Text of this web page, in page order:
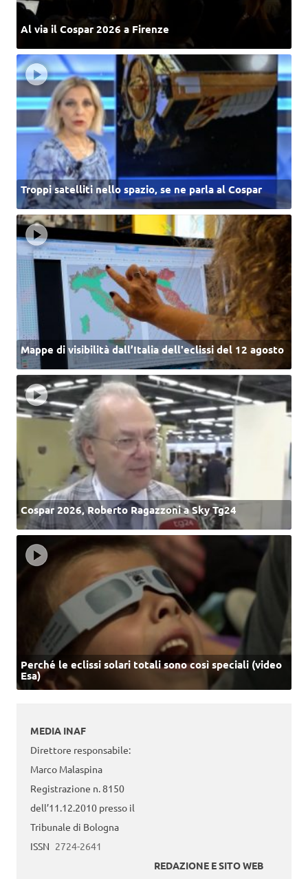
Al via il Cospar 2026 a Firenze
Troppi satelliti nello spazio, se ne parla al Cospar
Mappe di visibilità dall’Italia dell'eclissi del 12 agosto
Cospar 2026, Roberto Ragazzoni a Sky Tg24
Perché le eclissi solari totali sono così speciali (video
Esa)
MEDIA INAF
Direttore responsabile:
Marco Malaspina
Registrazione n. 8150
dell’11.12.2010 presso il
Tribunale di Bologna
ISSN 2724-2641
REDAZIONE E SITO WEB